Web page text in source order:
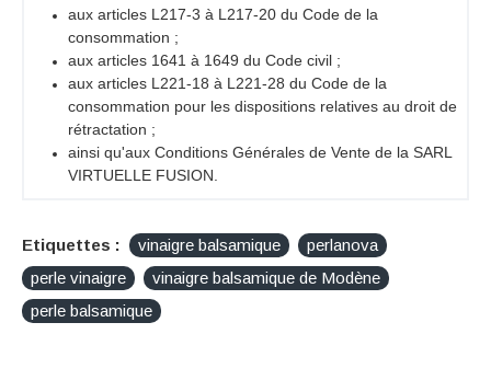
aux articles L217-3 à L217-20 du Code de la
consommation ;
aux articles 1641 à 1649 du Code civil ;
aux articles L221-18 à L221-28 du Code de la
consommation pour les dispositions relatives au droit de
rétractation ;
ainsi qu'aux Conditions Générales de Vente de la SARL
VIRTUELLE FUSION.
Etiquettes : vinaigre balsamique
perlanova
perle vinaigre
vinaigre balsamique de Modène
perle balsamique